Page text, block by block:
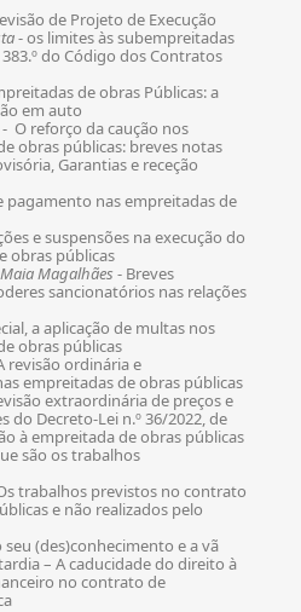
de Projeto de Execução
- os limites às subempreitadas
do Código dos Contratos
de obras Públicas: a
em auto
- O reforço da caução nos
obras públicas: breves notas
Garantias e receção
pagamento nas empreitadas de
e suspensões na execução do
obras públicas
Magalhães - Breves
sancionatórios nas relações
a aplicação de multas nos
obras públicas
revisão ordinária e
empreitadas de obras públicas
extraordinária de preços e
do Decreto-Lei n.º 36/2022, de
à empreitada de obras públicas
são os trabalhos
trabalhos previstos no contrato
e não realizados pelo
seu (des)conhecimento e a vã
– A caducidade do direito à
no contrato de